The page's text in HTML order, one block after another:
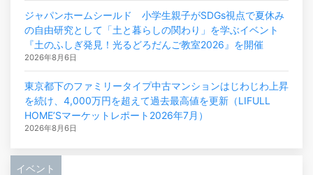
ジャパンホームシールド 小学生親子がSDGs視点で夏休み
の自由研究として「土と暮らしの関わり」を学ぶイベント
『土のふしぎ発見！光るどろだんご教室2026』を開催
2026年8月6日
東京都下のファミリータイプ中古マンションはじわじわ上昇
を続け、4,000万円を超えて過去最高値を更新（LIFULL
HOME’Sマーケットレポート2026年7月）
2026年8月6日
イベント